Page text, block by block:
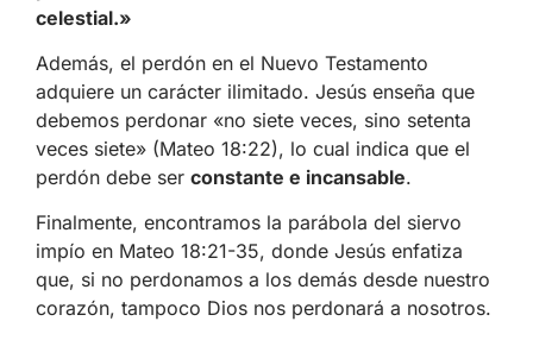
celestial.»
Además, el perdón en el Nuevo Testamento
adquiere un carácter ilimitado. Jesús enseña que
debemos perdonar «no siete veces, sino setenta
veces siete» (Mateo 18:22), lo cual indica que el
perdón debe ser constante e incansable.
Finalmente, encontramos la parábola del siervo
impío en Mateo 18:21-35, donde Jesús enfatiza
que, si no perdonamos a los demás desde nuestro
corazón, tampoco Dios nos perdonará a nosotros.